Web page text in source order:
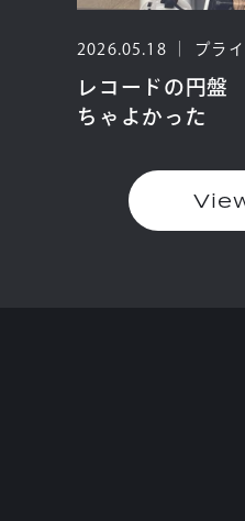
2026.05.18 プラ
レコードの円盤
ちゃよかった